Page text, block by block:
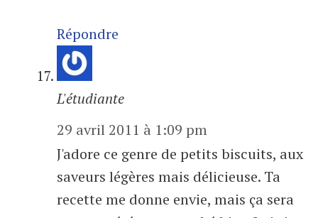
Répondre
L'étudiante
29 avril 2011 à 1:09 pm
J'adore ce genre de petits biscuits, aux
saveurs légères mais délicieuse. Ta
recette me donne envie, mais ça sera